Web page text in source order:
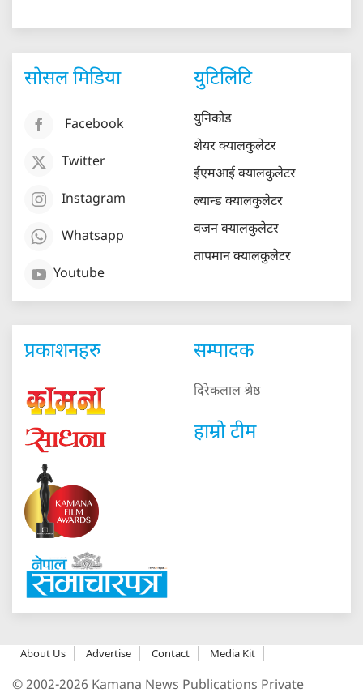
सोसल मिडिया
Facebook
Twitter
Instagram
Whatsapp
Youtube
युटिलिटि
युनिकोड
शेयर क्यालकुलेटर
ईएमआई क्यालकुलेटर
ल्यान्ड क्यालकुलेटर
वजन क्यालकुलेटर
तापमान क्यालकुलेटर
प्रकाशनहरु सम्पादक
दिरेकलाल श्रेष्ठ
हाम्रो टीम
About Us Advertise Contact Media Kit
© 2002-2026 Kamana News Publications Private